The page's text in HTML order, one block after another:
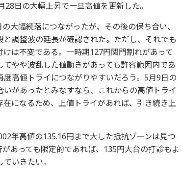
日の大幅上昇で一旦高値を更新した。
大幅続落につながったが、その後の保ち合い、
調整波の延長が確認された。ただし、それでも
は不変である。一時期127円関門割れがあって
やや波乱した値動きがあっても許容範囲内であ
高値トライにつながりやすいだろう。5月9日の
があったとみなすなら、これからの高値トライ
になるため、上値トライがあれば、引き続き上
年高値の135.16円まで大した抵抗ゾーンは見つ
あっても限定的であれば、135円大台の打診もよ
いきたい。